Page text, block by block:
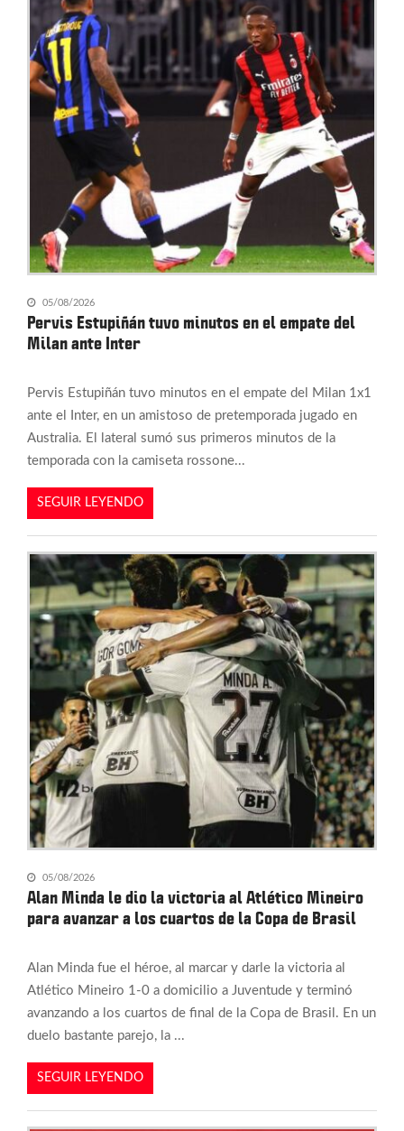
05/08/2026
Pervis Estupiñán tuvo minutos en el empate del
Milan ante Inter
Pervis Estupiñán tuvo minutos en el empate del Milan 1x1
ante el Inter, en un amistoso de pretemporada jugado en
Australia. El lateral sumó sus primeros minutos de la
temporada con la camiseta rossone...
SEGUIR LEYENDO
05/08/2026
Alan Minda le dio la victoria al Atlético Mineiro
para avanzar a los cuartos de la Copa de Brasil
Alan Minda fue el héroe, al marcar y darle la victoria al
Atlético Mineiro 1-0 a domicilio a Juventude y terminó
avanzando a los cuartos de final de la Copa de Brasil. En un
duelo bastante parejo, la ...
SEGUIR LEYENDO